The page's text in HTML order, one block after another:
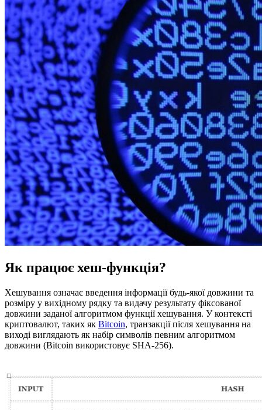
Як працює хеш-функція?
Хешування означає введення інформації будь-якої довжини та
розміру у вихідному рядку та видачу результату фіксованої
довжини заданої алгоритмом функції хешування. У контексті
криптовалют, таких як Bitcoin, транзакції після хешування на
виході виглядають як набір символів певним алгоритмом
довжини (Bitcoin використовує SHA-256).